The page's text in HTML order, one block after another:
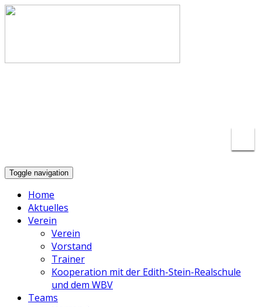
Toggle navigation
Home
Aktuelles
Verein
Verein
Vorstand
Trainer
Kooperation mit der Edith-Stein-Realschule
und dem WBV
Teams